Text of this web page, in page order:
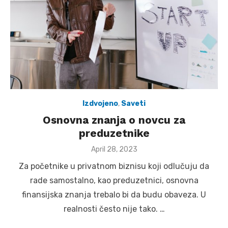
Izdvojeno, Saveti
Osnovna znanja o novcu za
preduzetnike
Posted
April 28, 2023
Za početnike u privatnom biznisu koji odlučuju da
rade samostalno, kao preduzetnici, osnovna
finansijska znanja trebalo bi da budu obaveza. U
realnosti često nije tako. …